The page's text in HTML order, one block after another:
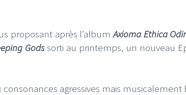
proposant après l’albumAxioma Ethica
Godssorti au printemps, un nouveau
consonances agressives mais musicalement